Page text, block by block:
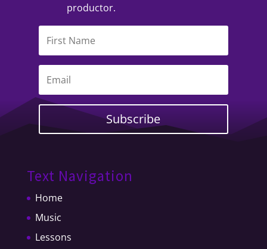
productor.
Subscribe
Text Navigation
Home
Music
Lessons